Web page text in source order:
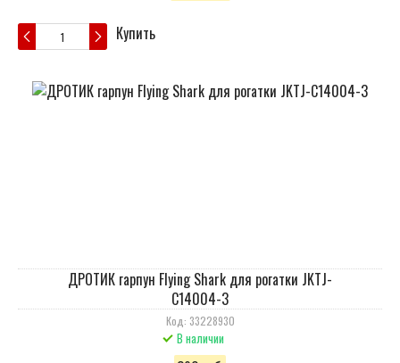
Купить
ДРОТИК гарпун Flying Shark для рогатки JKTJ-
C14004-3
Код: 33228930
В наличии